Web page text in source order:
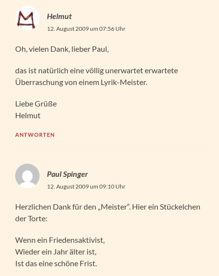
Helmut
12. August 2009 um 07:56 Uhr
Oh, vielen Dank, lieber Paul,
das ist natürlich eine völlig unerwartet erwartete
Überraschung von einem Lyrik-Meister.
Liebe Grüße
Helmut
ANTWORTEN
Paul Spinger
12. August 2009 um 09:10 Uhr
Herzlichen Dank für den „Meister“. Hier ein Stückelchen
der Torte:
Wenn ein Friedensaktivist,
Wieder ein Jahr älter ist,
Ist das eine schöne Frist.